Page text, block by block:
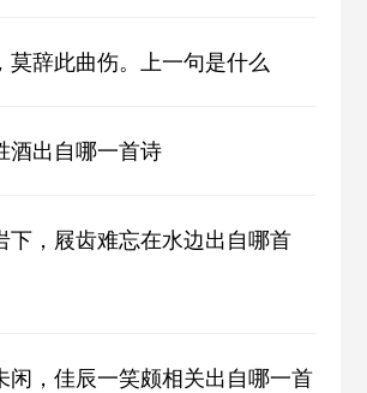
莫辞此曲伤。上一句是什么
酒出自哪一首诗
下，屐齿难忘在水边出自哪首
闲，佳辰一笑颇相关出自哪一首